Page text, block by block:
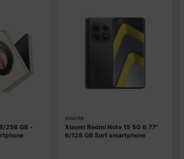
256 GB -
XIAOMI
Xiaomi Redmi Note 15 5G 6,77"
6/128 GB Sort smartphone